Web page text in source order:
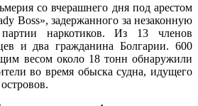
со вчерашнего дня под арестом
Boss», задержанного за незаконную
наркотиков. Из 13 членов
и два гражданина Болгарии. 600
весом около 18 тонн обнаружили
во время обыска судна, идущего